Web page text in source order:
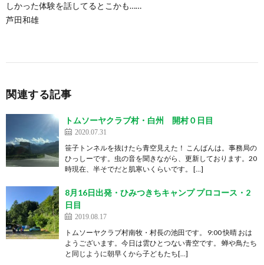
しかった体験を話してるとこかも……
芦田和雄
関連する記事
トムソーヤクラブ村・白州 開村０日目
2020.07.31
笹子トンネルを抜けたら青空見えた！ こんばんは。事務局の
ひっしーです。虫の音を聞きながら、更新しております。20
時現在、半そでだと肌寒いくらいです。 […]
8月16日出発・ひみつきちキャンプ プロコース・2
日目
2019.08.17
トムソーヤクラブ村南牧・村長の池田です。 9:00 快晴 おは
ようございます。今日は雲ひとつない青空です。 蝉や鳥たち
と同じように朝早くから子どもたち[…]